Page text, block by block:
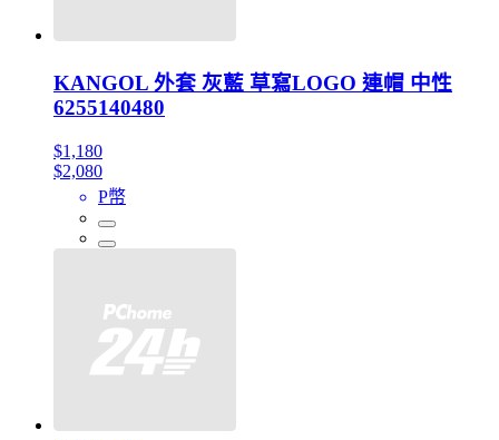
KANGOL 外套 灰藍 草寫LOGO 連帽 中性
6255140480
$1,180
$2,080
P幣